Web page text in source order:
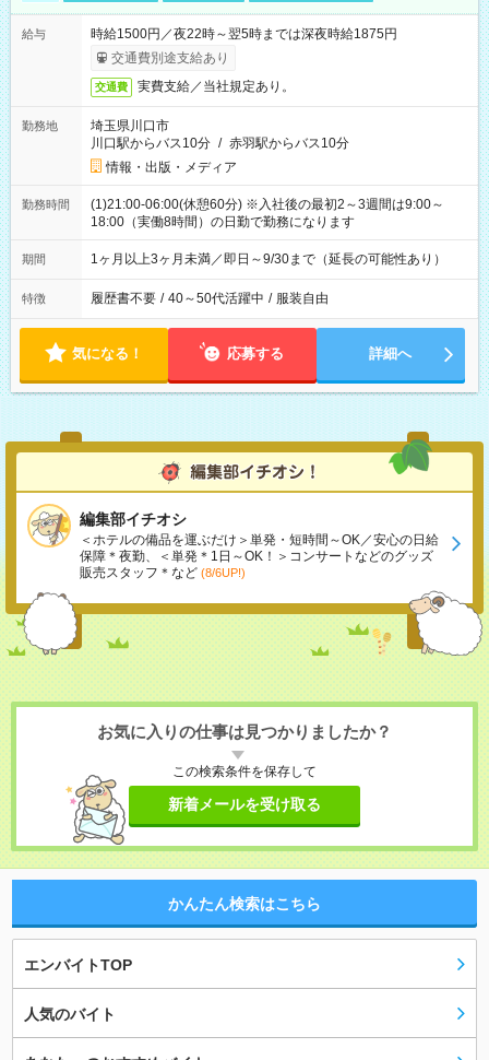
給与
時給1500円／夜22時～翌5時までは深夜時給1875円
交通費別途支給あり
交通費 実費支給／当社規定あり。
勤務地
埼玉県川口市
川口駅からバス10分 / 赤羽駅からバス10分
情報・出版・メディア
勤務時間
(1)21:00-06:00(休憩60分) ※入社後の最初2～3週間は9:00～
18:00（実働8時間）の日勤で勤務になります
期間 1ヶ月以上3ヶ月未満／即日～9/30まで（延長の可能性あり）
特徴 履歴書不要 / 40～50代活躍中 / 服装自由
気になる！ 応募する 詳細へ
編集部イチオシ
＜ホテルの備品を運ぶだけ＞単発・短時間～OK／安心の日給
保障＊夜勤、＜単発＊1日～OK！＞コンサートなどのグッズ
販売スタッフ＊など (8/6UP!)
お気に入りの仕事は見つかりましたか？
この検索条件を保存して
新着メールを受け取る
かんたん検索はこちら
エンバイトTOP
人気のバイト